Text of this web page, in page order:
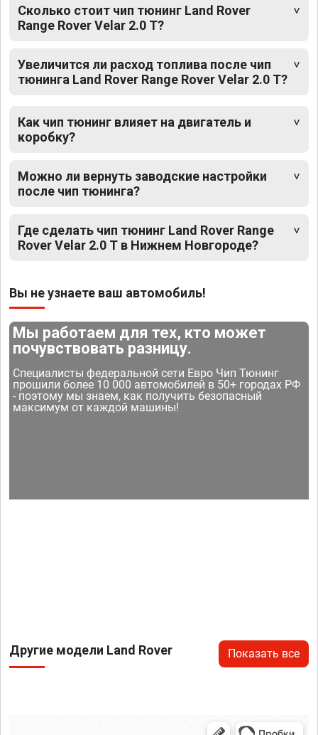
Сколько стоит чип тюнинг Land Rover
Range Rover Velar 2.0 T?
Увеличится ли расход топлива после чип
тюнинга Land Rover Range Rover Velar 2.0 T?
Как чип тюнинг влияет на двигатель и
коробку?
Можно ли вернуть заводские настройки
после чип тюнинга?
Где сделать чип тюнинг Land Rover Range
Rover Velar 2.0 T в Нижнем Новгороде?
Вы не узнаете ваш автомобиль!
Мы работаем для тех, кто может
почувствовать разницу.
Специалисты федеральной сети Евро Чип Тюнинг
прошили более 10 000 автомобилей в 50+ городах РФ
- поэтому мы знаем, как получить безопасный
максимум от каждой машины!
Другие модели Land Rover Показать все